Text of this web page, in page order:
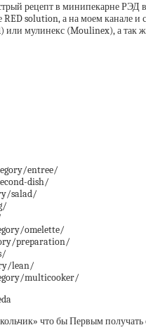
рецепт в минипекарне
solution, а на моем канале и
мулинекс (Moulinex), а так
entree/
dish/
salad/
omelette/
preparation/
lean/
multicooker/
что бы Первым